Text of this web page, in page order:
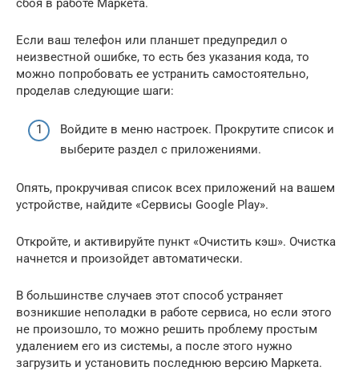
Если ваш телефон или планшет предупредил о
неизвестной ошибке, то есть без указания кода, то
можно попробовать ее устранить самостоятельно,
проделав следующие шаги:
Войдите в меню настроек. Прокрутите список и
выберите раздел с приложениями.
Опять, прокручивая список всех приложений на вашем
устройстве, найдите «Сервисы Google Play».
Откройте, и активируйте пункт «Очистить кэш». Очистка
начнется и произойдет автоматически.
В большинстве случаев этот способ устраняет
возникшие неполадки в работе сервиса, но если этого
не произошло, то можно решить проблему простым
удалением его из системы, а после этого нужно
загрузить и установить последнюю версию Маркета.